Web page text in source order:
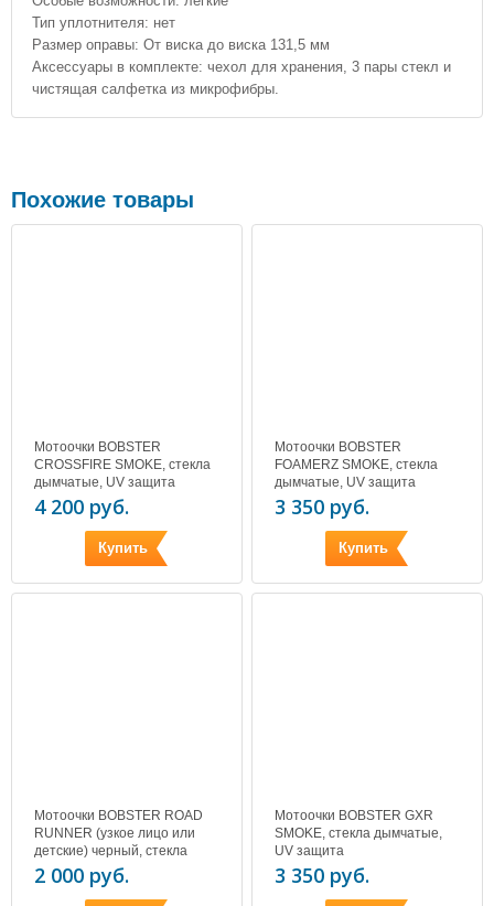
Тип уплотнителя: нет
Размер оправы: От виска до виска 131,5 мм
Аксессуары в комплекте: чехол для хранения, 3 пары стекл и
чистящая салфетка из микрофибры.
Похожие товары
Мотоочки BOBSTER
CROSSFIRE SMOKE, стекла
дымчатые, UV защита
4 200 руб.
Купить
Мотоочки BOBSTER
FOAMERZ SMOKE, стекла
дымчатые, UV защита
3 350 руб.
Купить
Мотоочки BOBSTER ROAD
RUNNER (узкое лицо или
детские) черный, стекла
дымчатые, UV защита
2 000 руб.
Мотоочки BOBSTER GXR
SMOKE, стекла дымчатые,
UV защита
3 350 руб.